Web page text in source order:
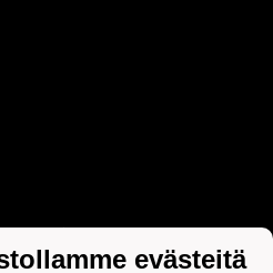
evästeitä